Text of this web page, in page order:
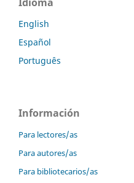
English
Español
Português
Información
Para lectores/as
Para autores/as
Para bibliotecarios/as